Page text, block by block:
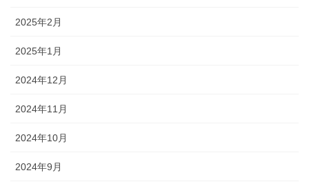
2025年2月
2025年1月
2024年12月
2024年11月
2024年10月
2024年9月